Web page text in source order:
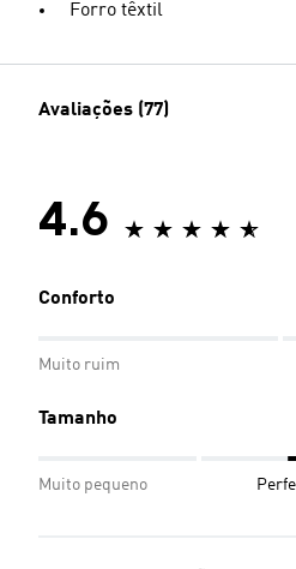
Forro têxtil
Avaliações (77)
4.6
Conforto
Muito ruim
Tamanho
Muito pequeno